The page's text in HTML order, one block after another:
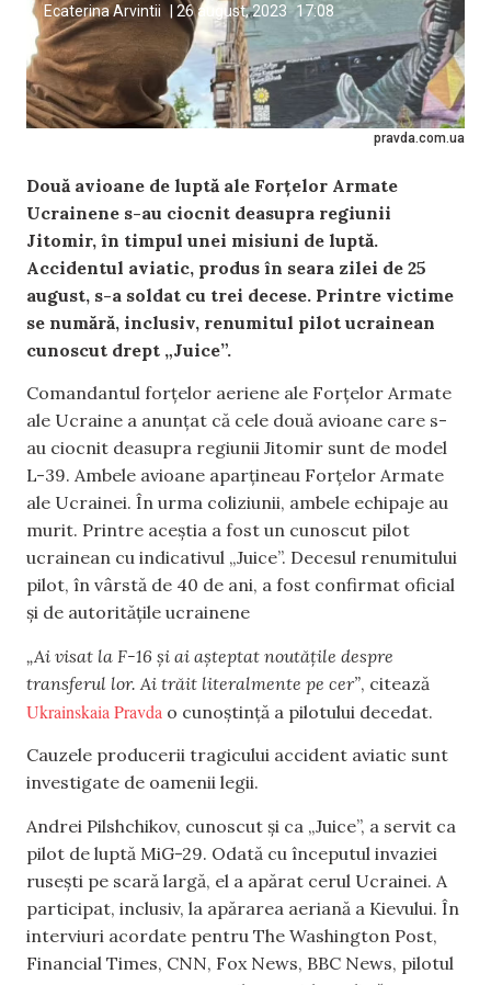
pravda.com.ua
Ecaterina Arvintii 26 august, 2023 17:08
Două avioane de luptă ale Forțelor Armate
Ucrainene s-au ciocnit deasupra regiunii
Jitomir, în timpul unei misiuni de luptă.
Accidentul aviatic, produs în seara zilei de 25
august, s-a soldat cu trei decese. Printre victime
se numără, inclusiv, renumitul pilot ucrainean
cunoscut drept „Juice”.
Comandantul forțelor aeriene ale Forțelor Armate
ale Ucraine a anunțat că cele două avioane care s-
au ciocnit deasupra regiunii Jitomir sunt de model
L-39. Ambele avioane aparțineau Forțelor Armate
ale Ucrainei. În urma coliziunii, ambele echipaje au
murit. Printre aceștia a fost un cunoscut pilot
ucrainean cu indicativul „Juice”. Decesul renumitului
pilot, în vârstă de 40 de ani, a fost confirmat oficial
și de autoritățile ucrainene
„Ai visat la F-16 și ai așteptat noutățile despre
transferul lor. Ai trăit literalmente pe cer”, citează
Ukrainskaia Pravda o cunoștință a pilotului decedat.
Cauzele producerii tragicului accident aviatic sunt
investigate de oamenii legii.
Andrei Pilshchikov, cunoscut și ca „Juice”, a servit ca
pilot de luptă MiG-29. Odată cu începutul invaziei
rusești pe scară largă, el a apărat cerul Ucrainei. A
participat, inclusiv, la apărarea aeriană a Kievului. În
interviuri acordate pentru The Washington Post,
Financial Times, CNN, Fox News, BBC News, pilotul